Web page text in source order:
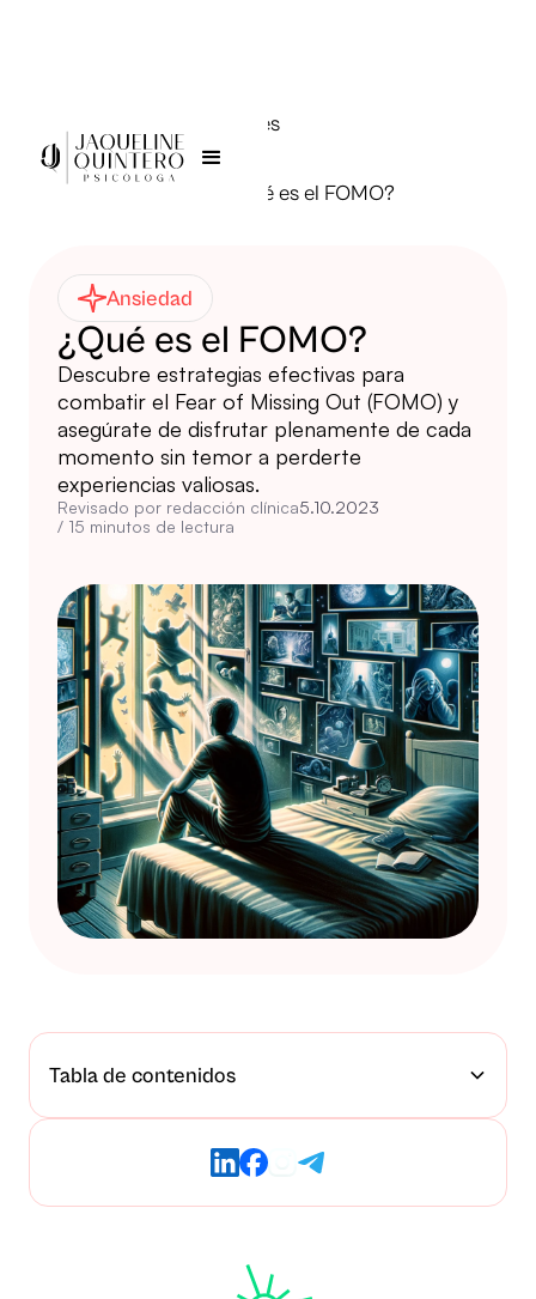
Todas las publicaciones
¿Qué es el FOMO?
Ansiedad
¿Qué es el FOMO?
Descubre estrategias efectivas para
combatir el Fear of Missing Out (FOMO) y
asegúrate de disfrutar plenamente de cada
momento sin temor a perderte
experiencias valiosas.
Revisado por redacción clínica5.10.2023
/ 15 minutos de lectura
Tabla de contenidos